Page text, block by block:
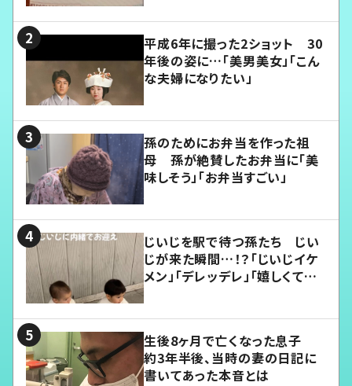
平成6年に撮った2ショット 30
年後の姿に…「美男美女」「こん
な夫婦になりたい」
孫のためにお弁当を作った祖
母 孫が絶賛したお弁当に「美
味しそう」「お弁当すごい」
じいじを駅で待つ孫たち じい
じが来た瞬間…！？「じいじイケ
メン」「デレッデレ」「嬉しくて可
生後8ヶ月で亡くなった息子
約3年半後、当時の妻の日記に
書いてあった本音とは